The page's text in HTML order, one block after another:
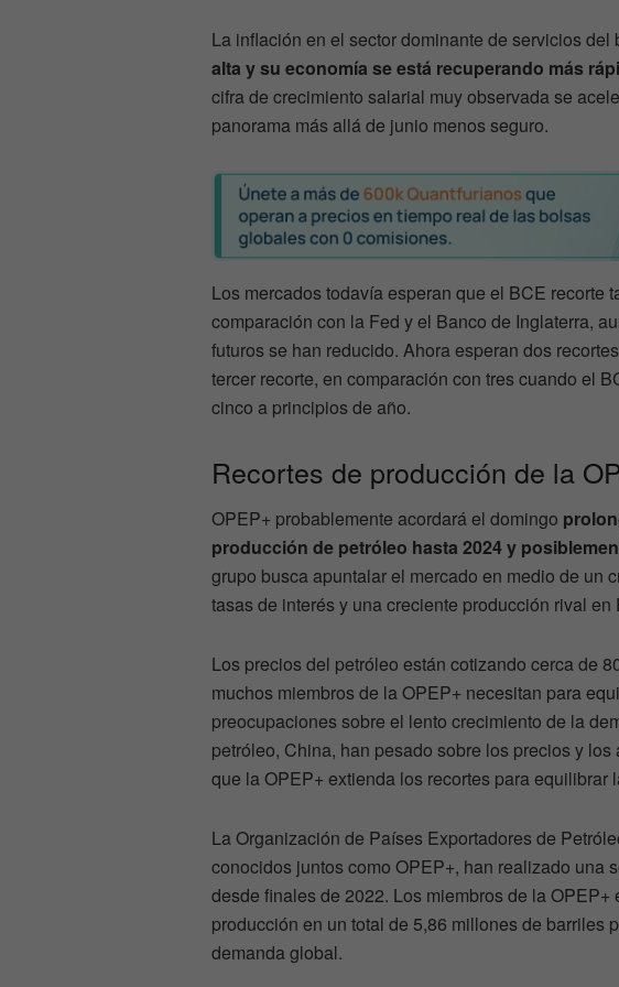
La inflación en el sector dominante de servicios del
alta y su economía se está recuperando más
cifra de crecimiento salarial muy observada se
panorama más allá de junio menos seguro.
Los mercados todavía esperan que el BCE recorte
comparación con la Fed y el Banco de Inglaterra,
futuros se han reducido. Ahora esperan dos
tercer recorte, en comparación con tres cuando el
cinco a principios de año.
Recortes de producción de la
OPEP+ probablemente acordará el domingo
producción de petróleo hasta 2024 y
grupo busca apuntalar el mercado en medio de un
tasas de interés y una creciente producción rival en
Los precios del petróleo están cotizando cerca de
muchos miembros de la OPEP+ necesitan para
preocupaciones sobre el lento crecimiento de la
petróleo, China, han pesado sobre los precios y
que la OPEP+ extienda los recortes para equilibrar
La Organización de Países Exportadores de
conocidos juntos como OPEP+, han realizado una
desde finales de 2022. Los miembros de la
producción en un total de 5,86 millones de barriles
demanda global.